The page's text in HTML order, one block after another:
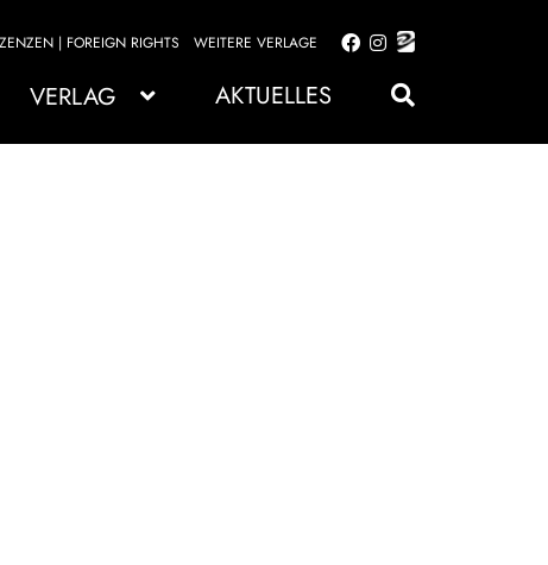
| FOREIGN RIGHTS WEITERE VERLAGE
Zur
springen
Zum
springen
VERLAG AKTUELLES